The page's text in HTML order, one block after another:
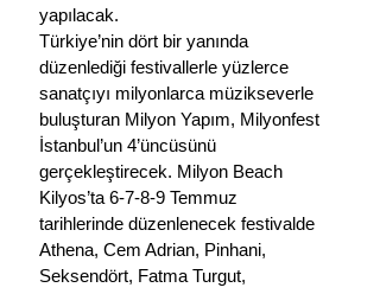
yapılacak.
Türkiye’nin dört bir yanında
düzenlediği festivallerle yüzlerce
sanatçıyı milyonlarca müzikseverle
buluşturan Milyon Yapım, Milyonfest
İstanbul’un 4’üncüsünü
gerçekleştirecek. Milyon Beach
Kilyos’ta 6-7-8-9 Temmuz
tarihlerinde düzenlenecek festivalde
Athena, Cem Adrian, Pinhani,
Seksendört, Fatma Turgut,